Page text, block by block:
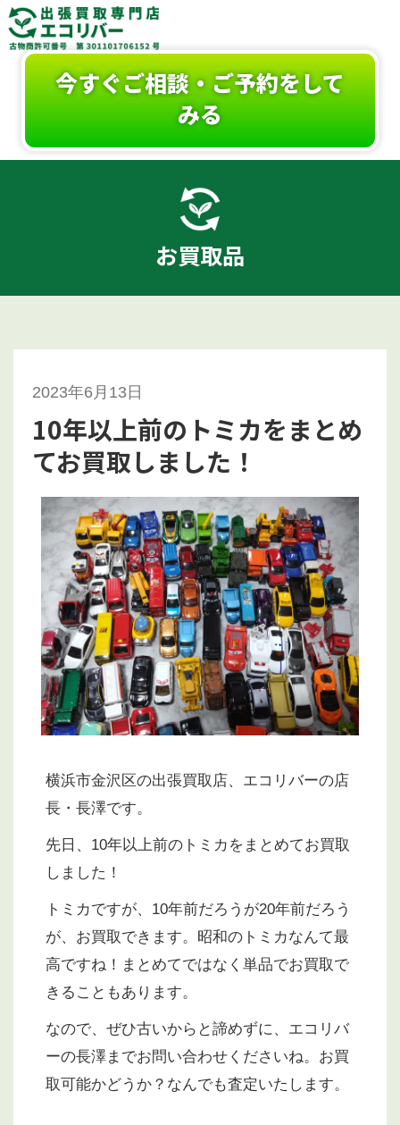
今すぐご相談・ご予約をして
みる
お買取品
2023年6月13日
10年以上前のトミカをまとめ
てお買取しました！
横浜市金沢区の出張買取店、エコリバーの店
長・長澤です。
先日、10年以上前のトミカをまとめてお買取
しました！
トミカですが、10年前だろうが20年前だろう
が、お買取できます。昭和のトミカなんて最
高ですね！まとめてではなく単品でお買取で
きることもあります。
なので、ぜひ古いからと諦めずに、エコリバ
ーの長澤までお問い合わせくださいね。お買
取可能かどうか？なんでも査定いたします。